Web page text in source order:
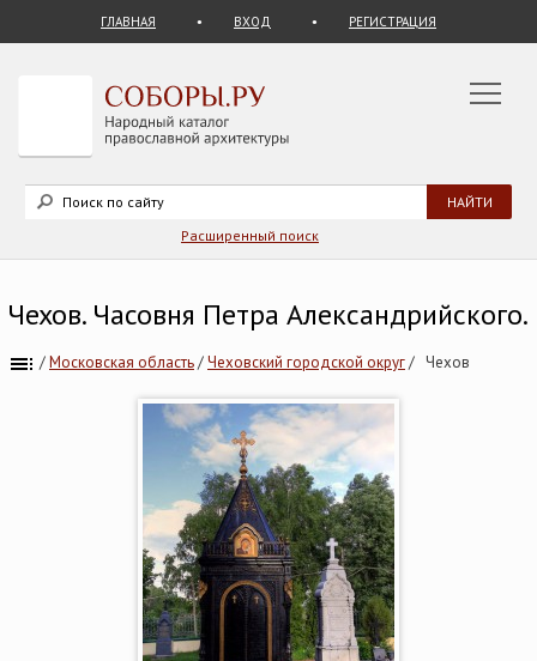
ГЛАВНАЯ ВХОД РЕГИСТРАЦИЯ
Расширенный поиск
Чехов. Часовня Петра Александрийского.
/Московская область/Чеховский городской округ/ Чехов